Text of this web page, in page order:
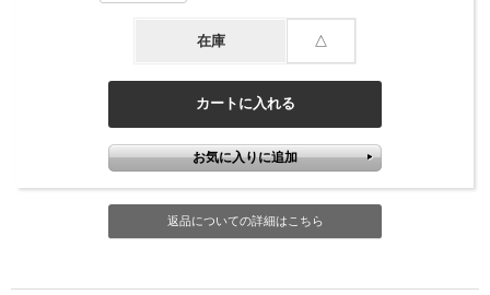
在庫 △
返品についての詳細はこちら